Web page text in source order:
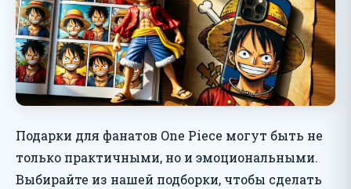
Подарки для фанатов One Piece могут быть не
только практичными, но и эмоциональными.
Выбирайте из нашей подборки, чтобы сделать